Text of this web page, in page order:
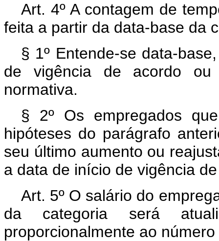
Art. 4º A contagem de
feita a partir da data-base da
§ 1º Entende-se data-
de vigência de acordo ou
normativa.
§ 2º Os empregados
hipóteses do parágrafo
seu último aumento ou
a data de início de vigência
Art. 5º O salário do
da categoria será
proporcionalmente ao